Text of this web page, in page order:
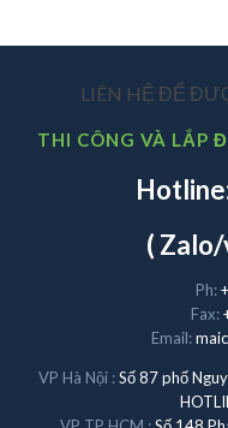
LIÊN HỆ ĐỂ
THI CÔNG VÀ LẮP
(
Ph:
Fax:
Email:
VP Hà Nội :Số 87 phố